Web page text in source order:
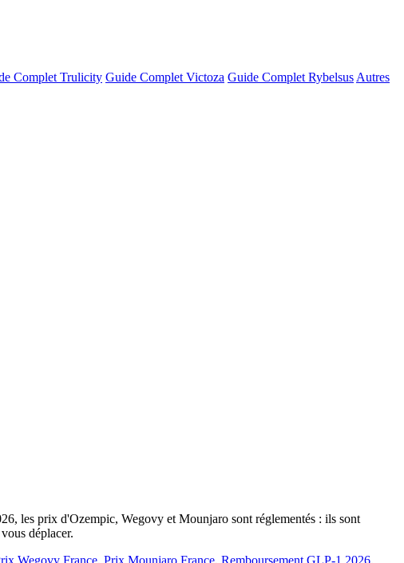
Complet Trulicity Guide Complet Victoza Guide Complet Rybelsus Autres
les prix d'Ozempic, Wegovy et Mounjaro sont réglementés : ils sont
déplacer.
Wegovy France, Prix Mounjaro France, Remboursement GLP-1 2026.